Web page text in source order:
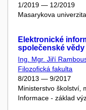
1/2019 — 12/2019
Masarykova
Elektronické
společenské vědy
Ing. Mgr. Jiří
Filozofická fakulta
8/2013 — 9/2017
Ministerstvo školství,
Informace - základ